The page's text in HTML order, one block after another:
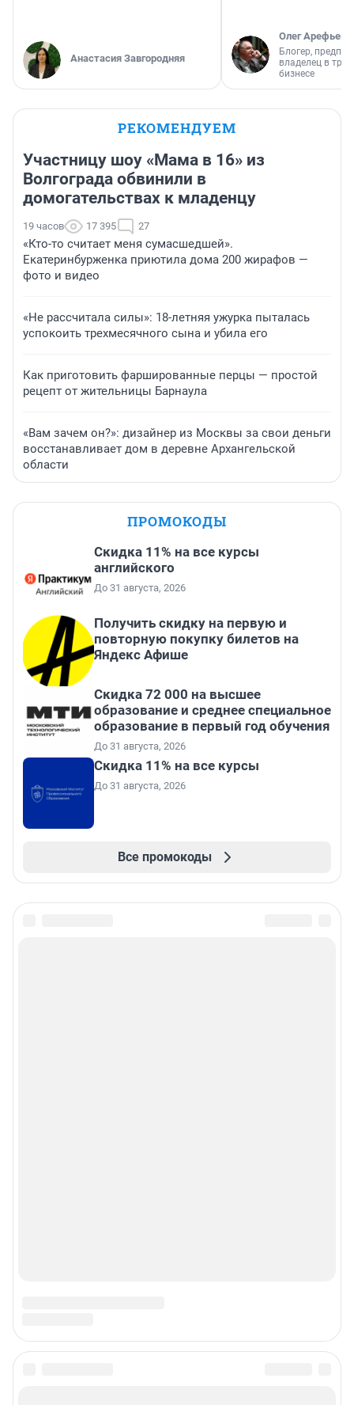
Анастасия Завгородняя
Олег Арефьев
Блогер,
владелец в
бизнесе
РЕКОМЕНДУЕМ
Участницу шоу «Мама в 16» из
Волгограда обвинили в
домогательствах к младенцу
19 часов 17 395 27
«Кто-то считает меня сумасшедшей».
Екатеринбурженка приютила дома 200 жирафов —
фото и видео
«Не рассчитала силы»: 18-летняя ужурка пыталась
успокоить трехмесячного сына и убила его
Как приготовить фаршированные перцы — простой
рецепт от жительницы Барнаула
«Вам зачем он?»: дизайнер из Москвы за свои деньги
восстанавливает дом в деревне Архангельской
области
ПРОМОКОДЫ
Скидка 11% на все курсы
английского
До 31 августа, 2026
Получить скидку на первую и
повторную покупку билетов на
Яндекс Афише
Скидка 72 000 на высшее
образование и среднее специальное
образование в первый год обучения
До 31 августа, 2026
Скидка 11% на все курсы
До 31 августа, 2026
Все промокоды